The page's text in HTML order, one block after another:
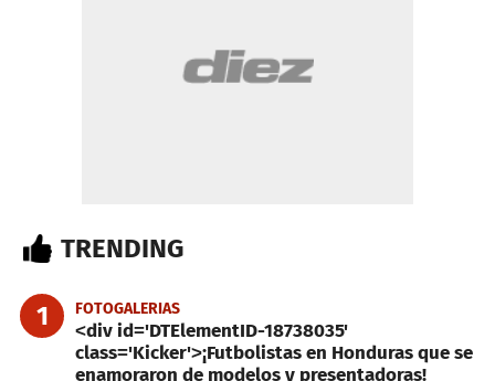
TRENDING
1 FOTOGALERIAS
<div id='DTElementID-18738035'
class='Kicker'>¡Futbolistas en Honduras que se
enamoraron de modelos y presentadoras!